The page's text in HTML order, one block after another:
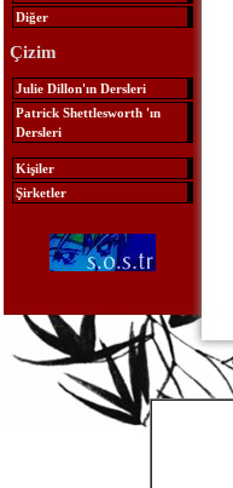
Diğer
Çizim
Julie Dillon'ın Dersleri
Patrick Shettlesworth 'ın
Dersleri
Kişiler
Şirketler